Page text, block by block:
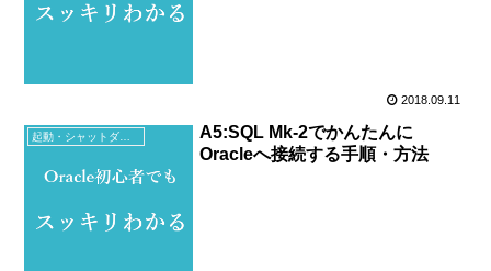
2018.09.11
起動・シャットダウン・ツール
A5:SQL Mk-2でかんたんに
Oracleへ接続する手順・方法